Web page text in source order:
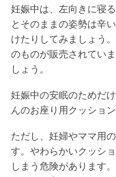
妊娠中は、左向きに寝
とそのままの姿勢は辛
けたりしてみましょう
のものが販売されてい
しょう。
妊娠中の安眠のためだ
んのお座り用クッショ
ただし、妊婦やママ用
す。やわらかいクッシ
しまう危険があります